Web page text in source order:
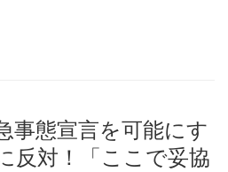
事態宣言を可能にす
反対！「ここで妥協